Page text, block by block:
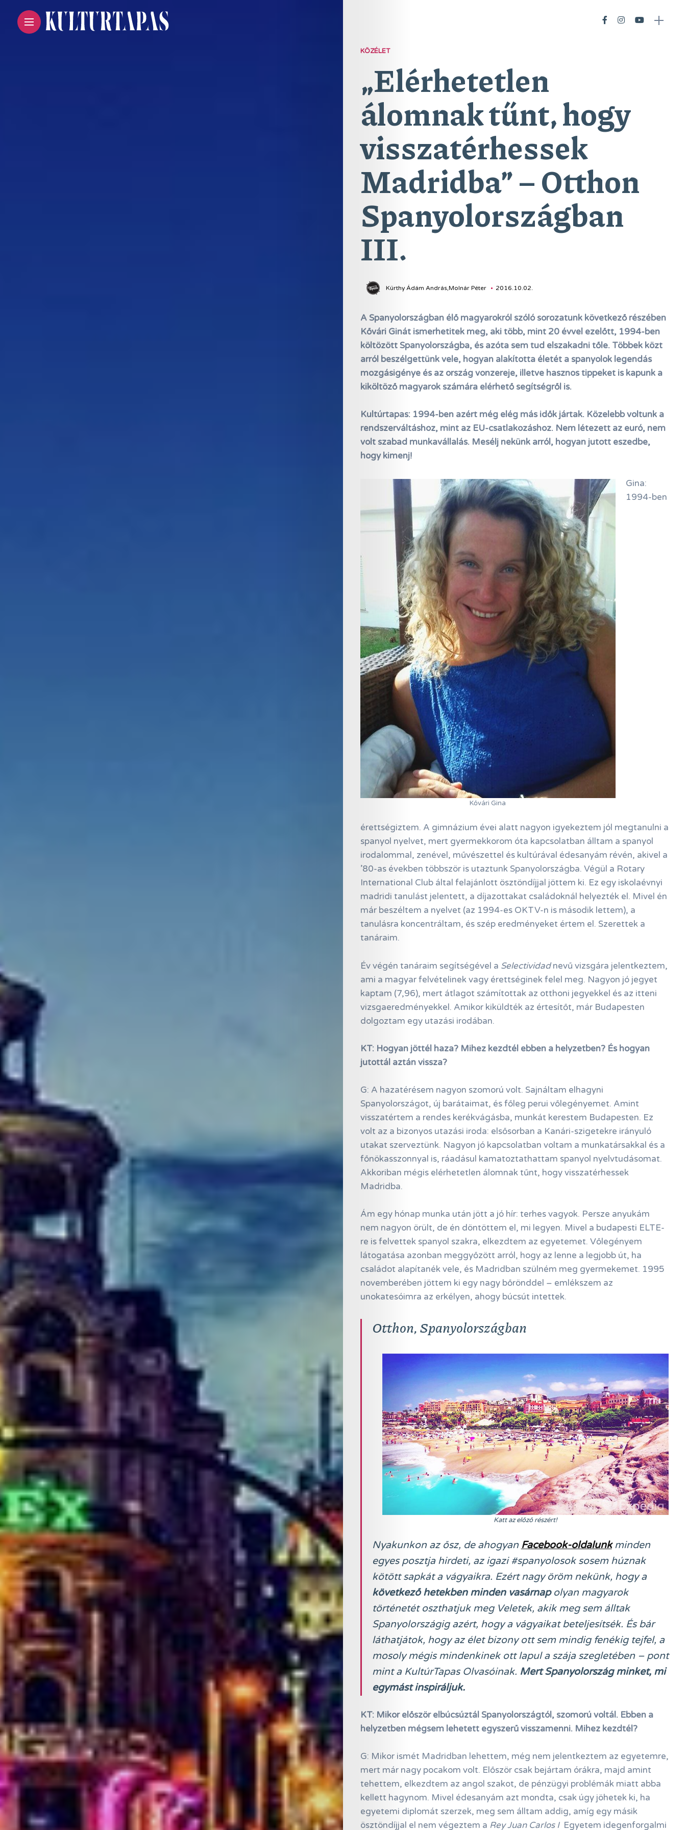
Online
Magazin
Hírlevél
Kapcsolat
Adatkezelés
Search
KÖZÉLET
„Elérhetetlen
álomnak tűnt, hogy
visszatérhessek
Madridba” – Otthon
Spanyolországban
III.
Kürthy Ádám András,Molnár Péter 2016.10.02.
A Spanyolországban élő magyarokról szóló sorozatunk következő részében
Kővári Ginát ismerhetitek meg, aki több, mint 20 évvel ezelőtt, 1994-ben
költözött Spanyolországba, és azóta sem tud elszakadni tőle. Többek közt
arról beszélgettünk vele, hogyan alakította életét a spanyolok legendás
mozgásigénye és az ország vonzereje, illetve hasznos tippeket is kapunk a
kiköltöző magyarok számára elérhető segítségről is.
Kultúrtapas: 1994-ben azért még elég más idők jártak. Közelebb voltunk a
rendszerváltáshoz, mint az EU-csatlakozáshoz. Nem létezett az euró, nem
volt szabad munkavállalás. Mesélj nekünk arról, hogyan jutott eszedbe,
hogy kimenj!
Kővári Gina
Gina:
1994-ben
érettségiztem. A gimnázium évei alatt nagyon igyekeztem jól megtanulni a
spanyol nyelvet, mert gyermekkorom óta kapcsolatban álltam a spanyol
irodalommal, zenével, művészettel és kultúrával édesanyám révén, akivel a
’80-as években többször is utaztunk Spanyolországba. Végül a Rotary
International Club által felajánlott ösztöndíjjal jöttem ki. Ez egy iskolaévnyi
madridi tanulást jelentett, a díjazottakat családoknál helyezték el. Mivel én
már beszéltem a nyelvet (az 1994-es OKTV-n is második lettem), a
tanulásra koncentráltam, és szép eredményeket értem el. Szerettek a
tanáraim.
Év végén tanáraim segítségével a Selectividadnevű vizsgára jelentkeztem,
ami a magyar felvételinek vagy érettséginek felel meg. Nagyon jó jegyet
kaptam (7,96), mert átlagot számítottak az otthoni jegyekkel és az itteni
vizsgaeredményekkel. Amikor kiküldték az értesítőt, már Budapesten
dolgoztam egy utazási irodában.
KT: Hogyan jöttél haza? Mihez kezdtél ebben a helyzetben? És hogyan
jutottál aztán vissza?
G: A hazatérésem nagyon szomorú volt. Sajnáltam elhagyni
Spanyolországot, új barátaimat, és főleg perui vőlegényemet. Amint
visszatértem a rendes kerékvágásba, munkát kerestem Budapesten. Ez
volt az a bizonyos utazási iroda: elsősorban a Kanári-szigetekre irányuló
utakat szerveztünk. Nagyon jó kapcsolatban voltam a munkatársakkal és a
főnökasszonnyal is, ráadásul kamatoztathattam spanyol nyelvtudásomat.
Akkoriban mégis elérhetetlen álomnak tűnt, hogy visszatérhessek
Madridba.
Ám egy hónap munka után jött a jó hír: terhes vagyok. Persze anyukám
nem nagyon örült, de én döntöttem el, mi legyen. Mivel a budapesti ELTE-
re is felvettek spanyol szakra, elkezdtem az egyetemet. Vőlegényem
látogatása azonban meggyőzött arról, hogy az lenne a legjobb út, ha
családot alapítanék vele, és Madridban szülném meg gyermekemet. 1995
novemberében jöttem ki egy nagy bőrönddel – emlékszem az
unokatesóimra az erkélyen, ahogy búcsút intettek.
Otthon, Spanyolországban
Katt az előző részért!
Nyakunkon az ősz, de ahogyan Facebook-oldalunkminden
egyes posztja hirdeti, az igazi #spanyolosok sosem húznak
kötött sapkát a vágyaikra. Ezért nagy öröm nekünk, hogy a
következő hetekben minden vasárnapolyan magyarok
történetét oszthatjuk meg Veletek, akik meg sem álltak
Spanyolországig azért, hogy a vágyaikat beteljesítsék. És bár
láthatjátok, hogy az élet bizony ott sem mindig fenékig tejfel, a
mosoly mégis mindenkinek ott lapul a szája szegletében – pont
mint a KultúrTapas Olvasóinak. Mert Spanyolország minket, mi
egymást inspiráljuk.
KT: Mikor először elbúcsúztál Spanyolországtól, szomorú voltál. Ebben a
helyzetben mégsem lehetett egyszerű visszamenni. Mihez kezdtél?
G: Mikor ismét Madridban lehettem, még nem jelentkeztem az egyetemre,
mert már nagy pocakom volt. Először csak bejártam órákra, majd amint
tehettem, elkezdtem az angol szakot, de pénzügyi problémák miatt abba
kellett hagynom. Mivel édesanyám azt mondta, csak úgy jöhetek ki, ha
egyetemi diplomát szerzek, meg sem álltam addig, amíg egy másik
ösztöndíjjal el nem végeztem a Rey Juan Carlos IEgyetem idegenforgalmi